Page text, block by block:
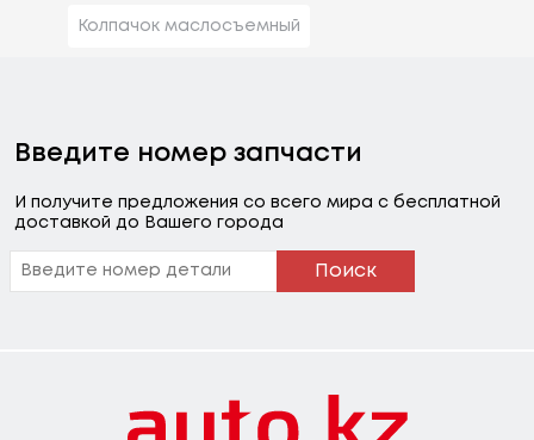
Колпачок маслосъемный
Введите номер запчасти
И получите предложения со всего мира с бесплатной
доставкой до Вашего города
Поиск